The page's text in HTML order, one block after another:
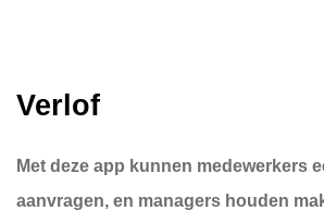
Verlof
Met deze app kunnen medewerkers
aanvragen, en managers houden